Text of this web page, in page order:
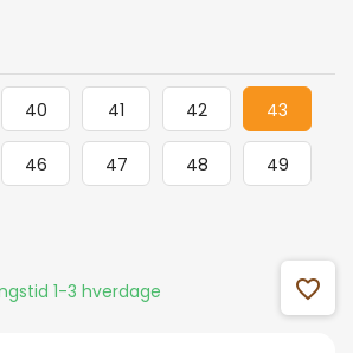
40 41 42 43
46 47 48 49
1-3 hverdage favorite_outline